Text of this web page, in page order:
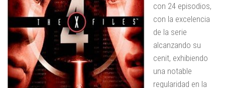
con 24 episodios,
con la excelencia
de la serie
alcanzando su
cenit, exhibiendo
una notable
regularidad en la